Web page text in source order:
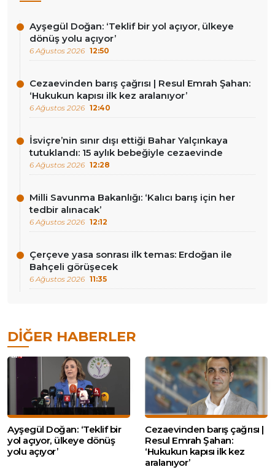
Ayşegül Doğan: ‘Teklif bir yol açıyor, ülkeye
dönüş yolu açıyor’
6 Ağustos 2026 12:50
Cezaevinden barış çağrısı | Resul Emrah Şahan:
‘Hukukun kapısı ilk kez aralanıyor’
6 Ağustos 2026 12:40
İsviçre’nin sınır dışı ettiği Bahar Yalçınkaya
tutuklandı: 15 aylık bebeğiyle cezaevinde
6 Ağustos 2026 12:28
Milli Savunma Bakanlığı: ‘Kalıcı barış için her
tedbir alınacak’
6 Ağustos 2026 12:12
Çerçeve yasa sonrası ilk temas: Erdoğan ile
Bahçeli görüşecek
6 Ağustos 2026 11:35
DIĞER HABERLER
Ayşegül Doğan: ‘Teklif bir
yol açıyor, ülkeye dönüş
yolu açıyor’
Cezaevinden barış çağrısı |
Resul Emrah Şahan:
‘Hukukun kapısı ilk kez
aralanıyor’